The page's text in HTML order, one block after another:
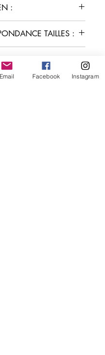
:
TAILLES :
à un 38
à un 40
LIVRAISON :
and collect au
Email Facebook Instagram